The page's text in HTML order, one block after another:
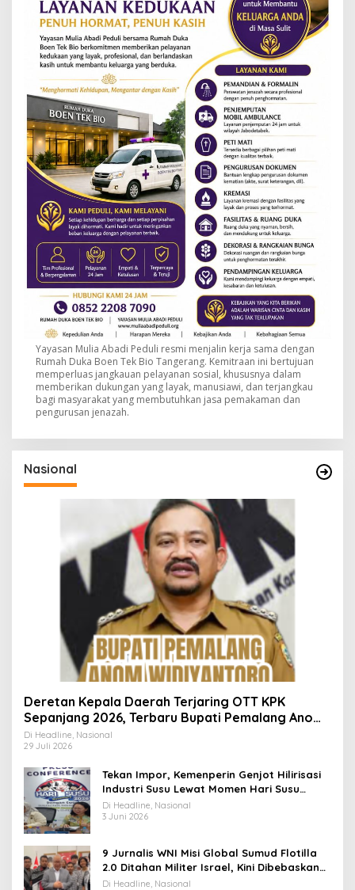
Yayasan Mulia Abadi Peduli resmi menjalin kerja sama dengan
Rumah Duka Boen Tek Bio Tangerang. Kemitraan ini bertujuan
memperluas jangkauan pelayanan sosial, khususnya dalam
memberikan dukungan yang layak, manusiawi, dan terjangkau
bagi masyarakat yang membutuhkan jasa pemakaman dan
pengurusan jenazah.
Nasional
Deretan Kepala Daerah Terjaring OTT KPK
Sepanjang 2026, Terbaru Bupati Pemalang Anom
Widiyantoro
Di Headline, Nasional
29 Juli 2026
Tekan Impor, Kemenperin Genjot Hilirisasi
Industri Susu Lewat Momen Hari Susu
Nusantara 2026
Di Headline, Nasional
3 Juni 2026
9 Jurnalis WNI Misi Global Sumud Flotilla
2.0 Ditahan Militer Israel, Kini Dibebaskan
dan Dievakuasi ke Istanbul
Di Headline, Nasional